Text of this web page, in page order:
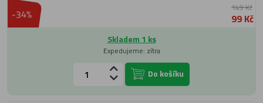
-34% 149 Kč
99 Kč
Skladem 1 ks
Expedujeme: zítra
Do košíku